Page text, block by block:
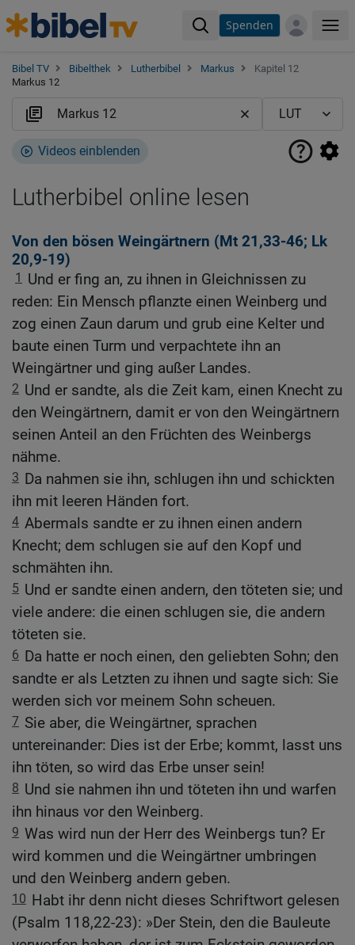
Spenden
Bibel TV Bibelthek Lutherbibel Markus
Kapitel 12
Markus 12
Videos einblenden
Lutherbibel online lesen
Von den bösen Weingärtnern (Mt 21,33-46; Lk
20,9-19)
1
Und er fing an, zu ihnen in Gleichnissen zu
reden: Ein Mensch pflanzte einen Weinberg und
zog einen Zaun darum und grub eine Kelter und
baute einen Turm und verpachtete ihn an
Weingärtner und ging außer Landes.
2 Und er sandte, als die Zeit kam, einen Knecht zu
den Weingärtnern, damit er von den Weingärtnern
seinen Anteil an den Früchten des Weinbergs
nähme.
3 Da nahmen sie ihn, schlugen ihn und schickten
ihn mit leeren Händen fort.
4 Abermals sandte er zu ihnen einen andern
Knecht; dem schlugen sie auf den Kopf und
schmähten ihn.
5 Und er sandte einen andern, den töteten sie; und
viele andere: die einen schlugen sie, die andern
töteten sie.
6 Da hatte er noch einen, den geliebten Sohn; den
sandte er als Letzten zu ihnen und sagte sich: Sie
werden sich vor meinem Sohn scheuen.
7 Sie aber, die Weingärtner, sprachen
untereinander: Dies ist der Erbe; kommt, lasst uns
ihn töten, so wird das Erbe unser sein!
8 Und sie nahmen ihn und töteten ihn und warfen
ihn hinaus vor den Weinberg.
9 Was wird nun der Herr des Weinbergs tun? Er
wird kommen und die Weingärtner umbringen
und den Weinberg andern geben.
10 Habt ihr denn nicht dieses Schriftwort gelesen
(Psalm 118,22-23): »Der Stein, den die Bauleute